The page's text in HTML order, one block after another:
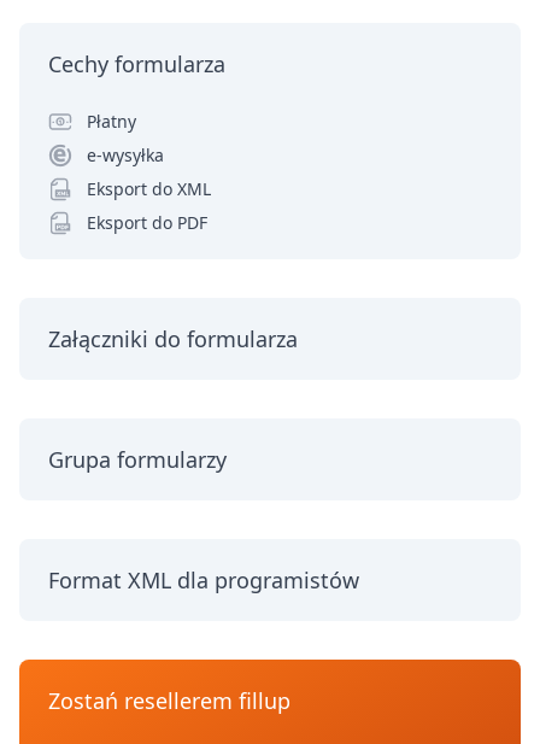
Cechy formularza
Płatny
e-wysyłka
Eksport do XML
Eksport do PDF
Załączniki do formularza
Grupa formularzy
Format XML dla programistów
Zostań resellerem fillup